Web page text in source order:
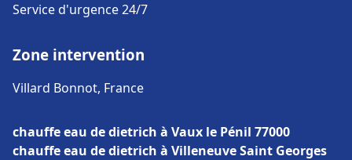
Service d'urgence 24/7
Zone intervention
Villard Bonnot, France
chauffe eau de dietrich à Vaux le Pénil 77000
chauffe eau de dietrich à Villeneuve Saint Georges